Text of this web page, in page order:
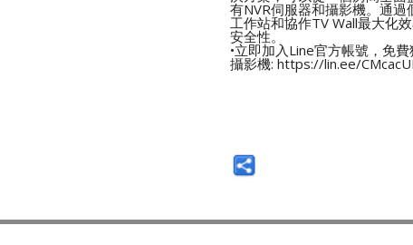
有NVR伺服器和攝影機。通過
工作站和協作TV Wall最大化
安全性。
•立即加入Line官方帳號，免
攝影機: https://lin.ee/